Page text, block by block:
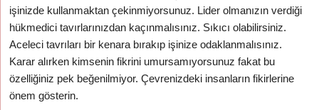
işinizde kullanmaktan çekinmiyorsunuz. Lider olmanızın verdiği
hükmedici tavırlarınızdan kaçınmalısınız. Sıkıcı olabilirsiniz.
Aceleci tavrıları bir kenara bırakıp işinize odaklanmalısınız.
Karar alırken kimsenin fikrini umursamıyorsunuz fakat bu
özelliğiniz pek beğenilmiyor. Çevrenizdeki insanların fikirlerine
önem gösterin.